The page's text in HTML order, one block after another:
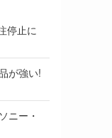
停止に
が強い!
ニー・